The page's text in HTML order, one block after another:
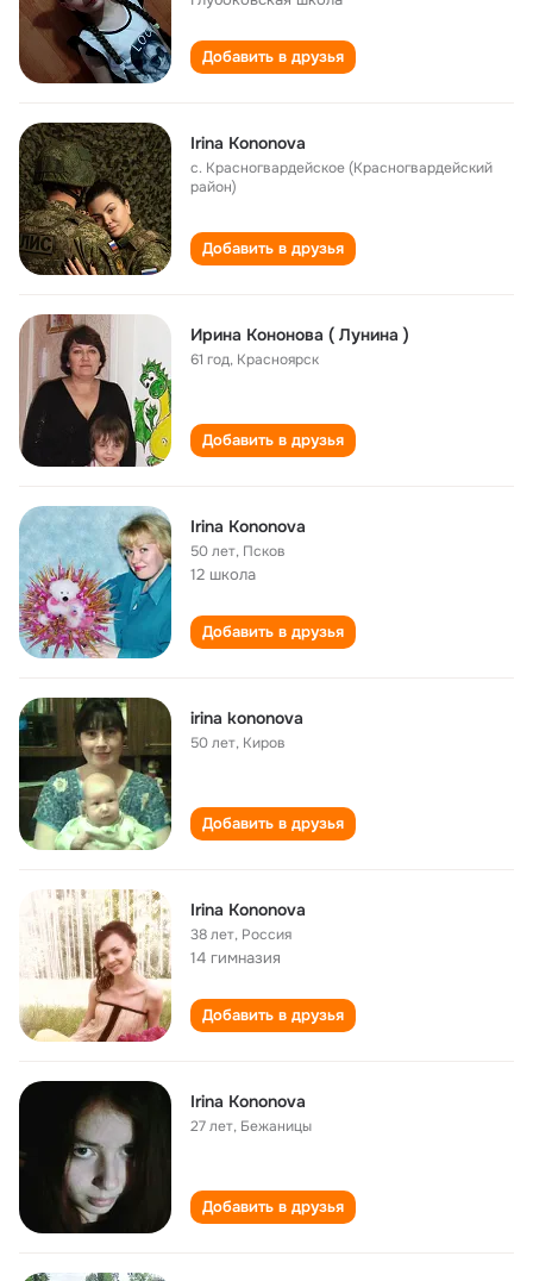
Добавить в друзья
Irina Kononova
с. Красногвардейское (Красногвардейский
район)
Добавить в друзья
Ирина Кононова ( Лунина )
61 год, Красноярск
Добавить в друзья
Irina Kononova
50 лет, Псков
12 школа
Добавить в друзья
irina kononova
50 лет, Киров
Добавить в друзья
Irina Kononova
38 лет, Россия
14 гимназия
Добавить в друзья
Irina Kononova
27 лет, Бежаницы
Добавить в друзья